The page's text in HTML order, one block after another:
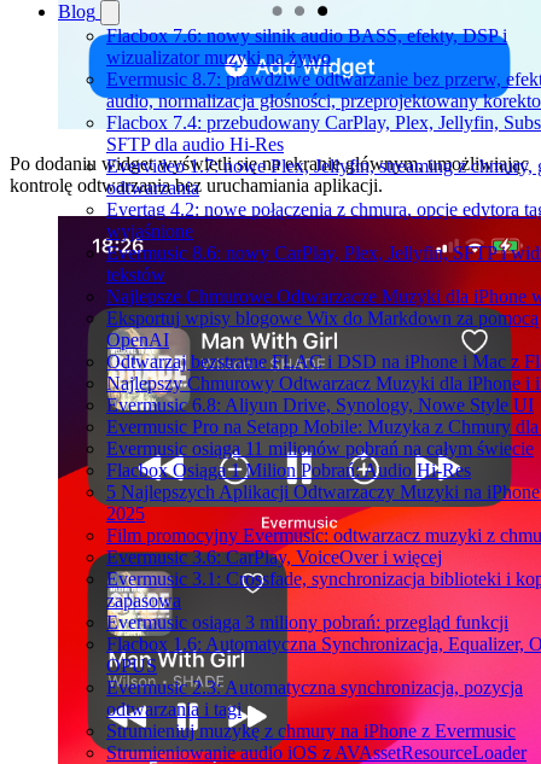
Blog
Flacbox 7.6: nowy silnik audio BASS, efekty, DSP i
wizualizator muzyki na żywo
Evermusic 8.7: prawdziwe odtwarzanie bez przerw,
audio, normalizacja głośności, przeprojektowany
Flacbox 7.4: przebudowany CarPlay, Plex, Jellyfin,
SFTP dla audio Hi-Res
Evervideo 1.7: nowe Plex, Jellyfin, streaming z chmury,
odtwarzania
Evertag 4.2: nowe połączenia z chmurą, opcje edytora
wyjaśnione
Evermusic 8.6: nowy CarPlay, Plex, Jellyfin, SFTP i
tekstów
Najlepsze Chmurowe Odtwarzacze Muzyki dla iPhone
Eksportuj wpisy blogowe Wix do Markdown za pomocą
OpenAI
Odtwarzaj bezstratne FLAC i DSD na iPhone i Mac z
Najlepszy Chmurowy Odtwarzacz Muzyki dla iPhone i
Evermusic 6.8: Aliyun Drive, Synology, Nowe Style UI
Evermusic Pro na Setapp Mobile: Muzyka z Chmury
Evermusic osiąga 11 milionów pobrań na całym świecie
Flacbox Osiąga 1 Milion Pobrań: Audio Hi-Res
5 Najlepszych Aplikacji Odtwarzaczy Muzyki na
2025
Film promocyjny Evermusic: odtwarzacz muzyki z
Evermusic 3.6: CarPlay, VoiceOver i więcej
Evermusic 3.1: Crossfade, synchronizacja biblioteki i
zapasowa
Evermusic osiąga 3 miliony pobrań: przegląd funkcji
Flacbox 1.6: Automatyczna Synchronizacja, Equalizer,
OPUS
Evermusic 2.3: Automatyczna synchronizacja, pozycja
odtwarzania i tagi
Strumieniuj muzykę z chmury na iPhone z Evermusic
Strumieniowanie audio iOS z AVAssetResourceLoader
Po dodaniu widget wyświetli się na ekranie głównym, umożliwiając
kontrolę odtwarzania bez uruchamiania aplikacji.